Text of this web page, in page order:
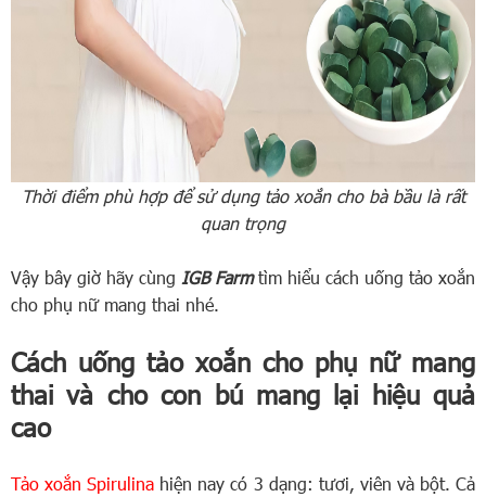
Thời điểm phù hợp để sử dụng tảo xoắn cho bà bầu là rất
quan trọng
Vậy bây giờ hãy cùng IGB Farmtìm hiểu cách uống tảo xoắn
cho phụ nữ mang thai nhé.
Cách uống tảo xoắn cho phụ nữ mang
thai và cho con bú mang lại hiệu quả
cao
Tảo xoắn Spirulina hiện nay có 3 dạng: tươi, viên và bột. Cả